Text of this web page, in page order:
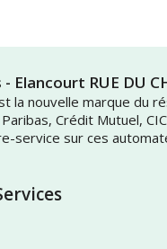
- Elancourt RUE DU
la nouvelle marque du
Paribas, Crédit Mutuel,
service sur ces